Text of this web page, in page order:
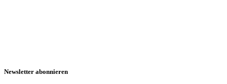
Newsletter abonnieren